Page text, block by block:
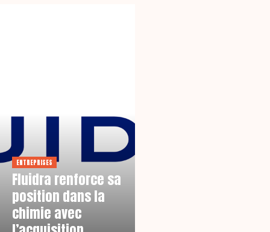
ENTREPRISES
Fluidra renforce sa
position dans la
chimie avec